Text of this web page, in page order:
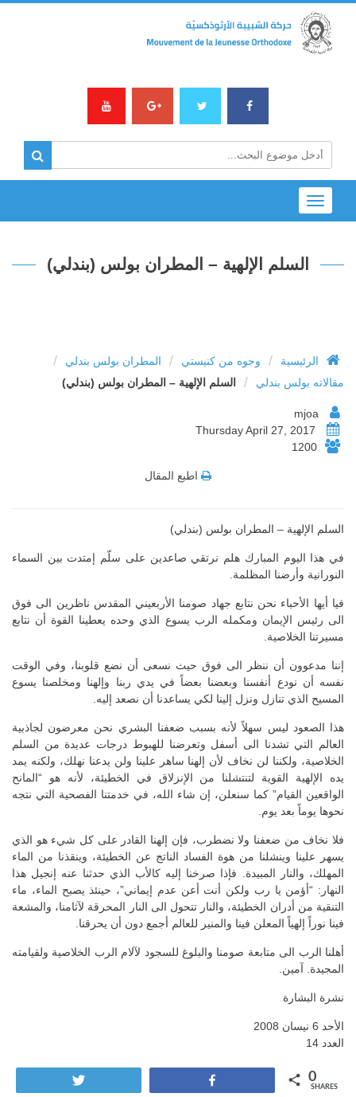
Toggle
navigation
السلم الإلهية – المطران بولس (بندلي)
الرئيسية / وجوه من كنيستي / المطران بولس بندلي /
مقالاته بولس بندلي / السلم الإلهية – المطران بولس (بندلي)
1200
اطبع المقال
السلم الإلهية – المطران بولس (بندلي)
في هذا اليوم المبارك هلم نرتقي صاعدين على سلّم إمتدت بين السماء
النورانية وأرضنا المظلمة.
فيا أيها الأحباء نحن نتابع جهاد صومنا الأربعيني المقدس ناظرين الى فوق
الى رئيس الإيمان ومكمله الرب يسوع الذي وحده يعطينا القوة أن نتابع
مسيرتنا الخلاصية.
إننا مدعوون أن ننظر الى فوق حيث نسعى أن نضع قلوبنا، وفي الوقت
نفسه أن نودع أنفسنا وبعضنا بعضاً في يدي ربنا وإلهنا ومخلصنا يسوع
المسيح الذي تنازل ونزل إلينا لكي يساعدنا أن نصعد إليه.
هذا الصعود ليس سهلاً لأنه بسبب ضعفنا البشري نحن معرضون لجاذبية
العالم التي تشدنا الى أسفل وتعرضنا للهبوط درجات عديدة من السلم
الخلاصية، ولكننا لن نخاف لأن إلهنا ساهر علينا ولن يدعنا نهلك، ولكنه يمد
يده الإلهية القوية لتنتشلنا من الإنزلاق في الخطيئة، لأنه هو “المانح
الواقعين القيام” كما سنعلن، إن شاء الله، في خدمتنا الفصحية التي نتجه
نحوها يوماً بعد يوم.
فلا نخاف من ضعفنا ولا نضطرب، فإن إلهنا القادر على كل شيء هو الذي
يسهر علينا وينشلنا من هوة الفساد الناتج عن الخطيئة، وينقذنا من الماء
المهلك، والنار المبيدة. فإذا صرخنا إليه كالأب الذي حدثنا عنه إنجيل هذا
النهار: “أؤمن يا رب ولكن أنت أعن عدم إيماني”، حينئذ يصبح الماء، ماء
التنقية من أدران الخطيئة، والنار تتحول الى النار المحرقة لآثامنا، والمشعة
فينا نوراً إلهياً المعلن فينا والمنير للعالم أجمع دون أن يحرقنا.
أهلنا الرب الى متابعة صومنا والبلوغ للسجود لآلام الرب الخلاصية ولقيامته
المجيدة. آمين.
نشرة البشارة
الأحد 6 نيسان 2008
العدد 14
0
SHARES